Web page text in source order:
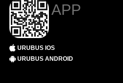
APP
URUBUS IOS
URUBUS ANDROID